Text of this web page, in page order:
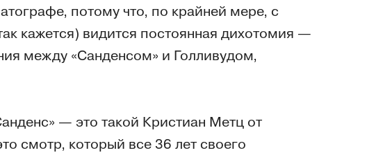
потому что, по крайней мере, с
кажется) видится постоянная дихотомия —
между «Санденсом» и Голливудом,
— это такой Кристиан Метц от
смотр, который все 36 лет своего